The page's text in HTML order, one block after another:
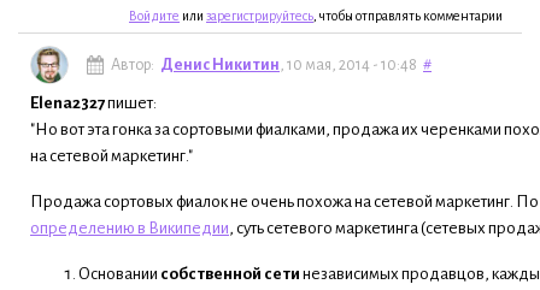
Войдите или зарегистрируйтесь , чтобы отправлять комментарии
Автор: Денис Никитин, 10 мая, 2014 - 10:48 #
Elena2327пишет:
"Но вот эта гонка за сортовыми фиалками, продажа их черенками
на сетевой маркетинг."
Продажа сортовых фиалок не очень похожа на сетевой маркетинг. По
определению в Википедии, суть сетевого маркетинга (сетевых
Основании собственной сети независимых продавцов,